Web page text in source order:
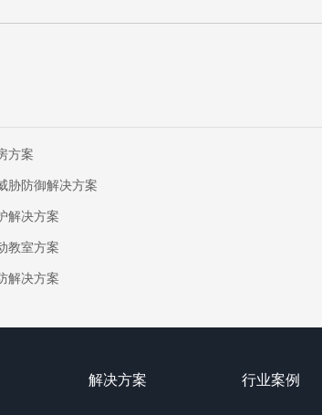
方案
胁防御解决方案
解决方案
教室方案
解决方案
解决方案 行业案例